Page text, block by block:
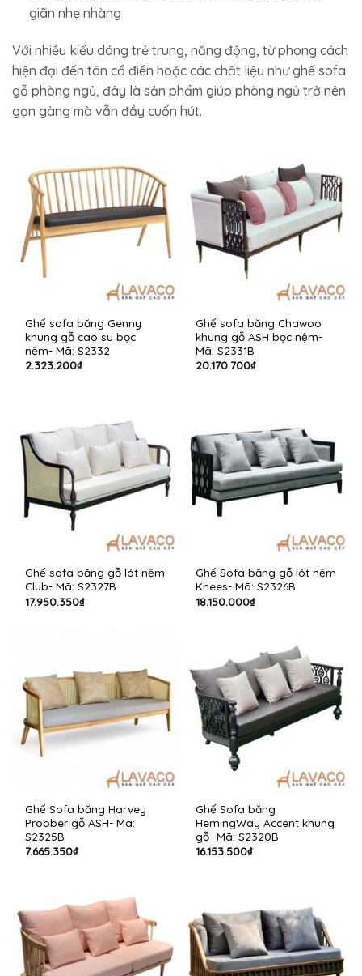
giãn nhẹ nhàng
Với nhiều kiểu dáng trẻ trung, năng động, từ phong cách
hiện đại đến tân cổ điển hoặc các chất liệu như ghế sofa
gỗ phòng ngủ, đây là sản phẩm giúp phòng ngủ trở nên
gọn gàng mà vẫn đầy cuốn hút.
Ghế sofa băng Genny
khung gỗ cao su bọc
nệm- Mã: S2332
2.323.200₫
Ghế sofa băng Chawoo
khung gỗ ASH bọc nệm-
Mã: S2331B
20.170.700₫
Ghế sofa băng gỗ lót nệm
Club- Mã: S2327B
17.950.350₫
Ghế Sofa băng gỗ lót nệm
Knees- Mã: S2326B
18.150.000₫
Ghế Sofa băng Harvey
Probber gỗ ASH- Mã:
S2325B
7.665.350₫
Ghế Sofa băng
HemingWay Accent khung
gỗ- Mã: S2320B
16.153.500₫